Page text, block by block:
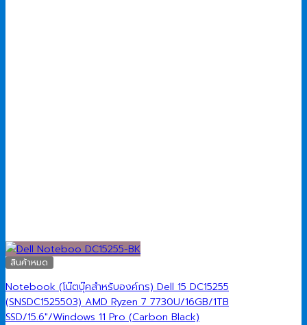
สินค้าหมด
Notebook (โน๊ตบุ๊คสำหรับองค์กร) Dell 15 DC15255
(SNSDC1525503) AMD Ryzen 7 7730U/16GB/1TB
SSD/15.6″/Windows 11 Pro (Carbon Black)